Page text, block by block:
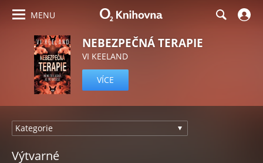
MENU
NEBEZPEČNÁ TERAPIE
VI KEELAND
VÍCE
Výtvarné